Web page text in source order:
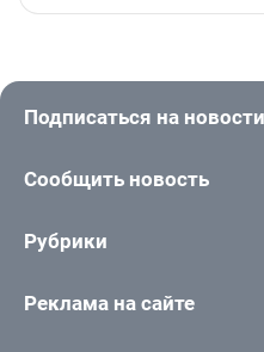
Подписаться на новости
Сообщить новость
Рубрики
Реклама на сайте